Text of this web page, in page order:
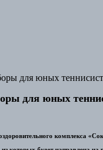
для юных
для юных
комплекса